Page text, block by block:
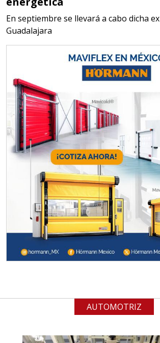
BATERÍAS DE LITIO
Especificaciones:
Para vehículos eléctricos.
Requisitos: Garantizar
química y origen adecuados
(especialmente para grafito)
contar con sistemas de
gestión ambiental.
Aplicar al Requerimiento
Empresa en Jalisco
Requiere:
ALAMBRE DE INCONEL
Especificaciones:
Requisitos: Garantizar
química y origen adecuados
(especialmente para
En septiembre se llevará a cabo dicha
Guadalajara
AUTOMOTRIZ